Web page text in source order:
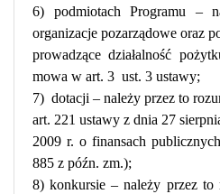
6) podmiotach Programu –
organizacje pozarządowe oraz
prowadzące działalność
mowa w art. 3 ust. 3 ustawy;
7) dotacji – należy przez to
art. 221 ustawy z dnia 27
2009 r. o finansach
885 z późn. zm.);
8) konkursie – należy przez to